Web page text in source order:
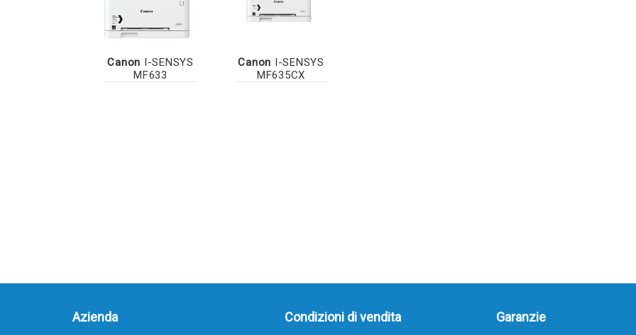
Canon I-SENSYS
MF633
Canon I-SENSYS
MF635CX
Azienda Condizioni di vendita Garanzie